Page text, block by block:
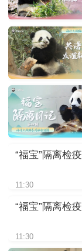
“福宝”隔离检
11:30
“福宝”隔离检
11:30